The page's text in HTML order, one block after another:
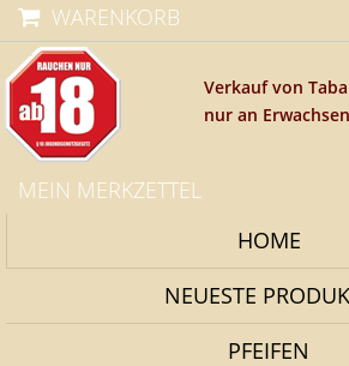
WARENKORB
Verkauf von
nur an
MEIN MERKZETTEL
HOME
NEUESTE
PFEIFEN